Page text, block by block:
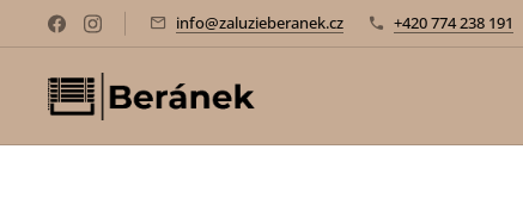
info@zaluzieberanek.cz +420 774 238 191